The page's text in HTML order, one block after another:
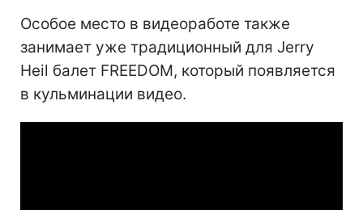
Особое место в видеоработе также
занимает уже традиционный для Jerry
Heil балет FREEDOM, который появляется
в кульминации видео.